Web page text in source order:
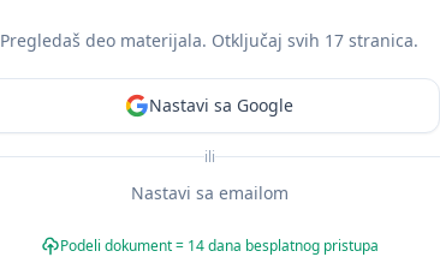
Pregledaš deo materijala. Otključaj svih 17 stranica.
Nastavi sa Google
ili
Nastavi sa emailom
Podeli dokument = 14 dana besplatnog pristupa